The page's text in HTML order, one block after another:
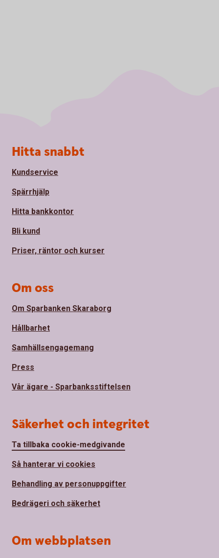
Sidfot
Hitta snabbt
Kundservice
Spärrhjälp
Hitta bankkontor
Bli kund
Priser, räntor och kurser
Om oss
Om Sparbanken Skaraborg
Hållbarhet
Samhällsengagemang
Press
Vår ägare - Sparbanksstiftelsen
Säkerhet och integritet
Ta tillbaka cookie-medgivande
Så hanterar vi cookies
Behandling av personuppgifter
Bedrägeri och säkerhet
Om webbplatsen